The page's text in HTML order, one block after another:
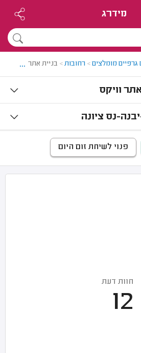
מידרג
גרפיים מומלצים> רחובות> בניית אתר בוויקס
...
וויקס
נס ציונה
פנוי לשיחת זום היום
חוות דעת
12